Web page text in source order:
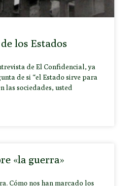
los Estados
de El Confidencial, ya
de si “el Estado sirve para
las sociedades, usted
«la guerra»
Cómo nos han marcado los